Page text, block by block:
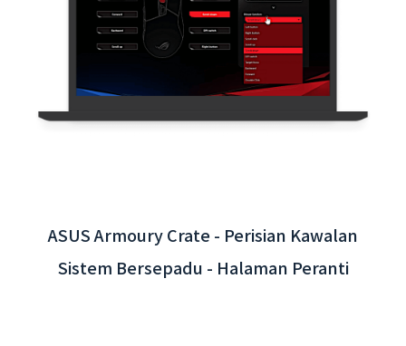
App Interaktif Lapangan Terbang
Antarabangsa Taoyuan - Integrasi Sistem